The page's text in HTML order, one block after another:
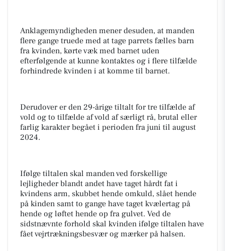
Anklagemyndigheden mener desuden, at manden
flere gange truede med at tage parrets fælles barn
fra kvinden, kørte væk med barnet uden
efterfølgende at kunne kontaktes og i flere tilfælde
forhindrede kvinden i at komme til barnet.
Derudover er den 29-årige tiltalt for tre tilfælde af
vold og to tilfælde af vold af særligt rå, brutal eller
farlig karakter begået i perioden fra juni til august
2024.
Ifølge tiltalen skal manden ved forskellige
lejligheder blandt andet have taget hårdt fat i
kvindens arm, skubbet hende omkuld, slået hende
på kinden samt to gange have taget kvælertag på
hende og løftet hende op fra gulvet. Ved de
sidstnævnte forhold skal kvinden ifølge tiltalen have
fået vejrtrækningsbesvær og mærker på halsen.